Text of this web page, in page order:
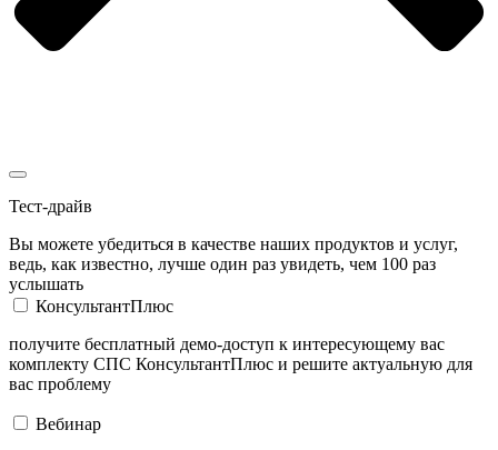
Тест-драйв
Вы можете убедиться в качестве наших продуктов и услуг,
ведь, как известно, лучше один раз увидеть, чем 100 раз
услышать
КонсультантПлюс
получите бесплатный демо-доступ к интересующему вас
комплекту СПС КонсультантПлюс и решите актуальную для
вас проблему
Вебинар